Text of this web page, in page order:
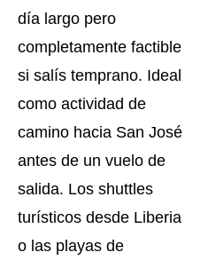
día largo pero
completamente factible
si salís temprano. Ideal
como actividad de
camino hacia San José
antes de un vuelo de
salida. Los shuttles
turísticos desde Liberia
o las playas de